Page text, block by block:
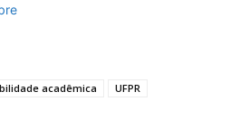
acadêmica
UFPR